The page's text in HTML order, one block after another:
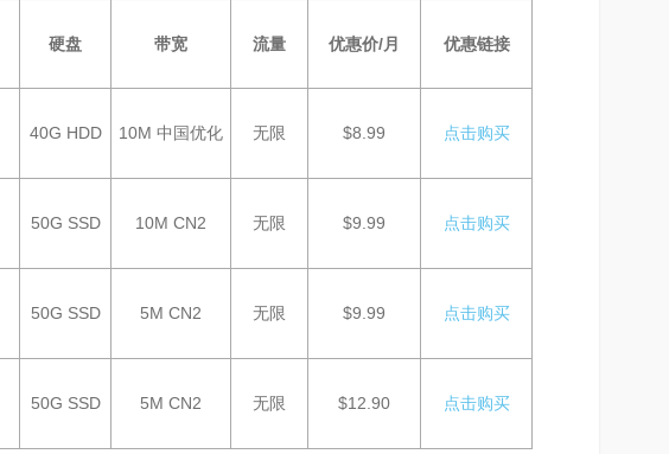
硬盘 带宽 流量 优惠价/月 优惠链接
40G HDD 10M 中国优化 无限 $8.99 点击购买
50G SSD 10M CN2 无限 $9.99 点击购买
50G SSD 5M CN2 无限 $9.99 点击购买
50G SSD 5M CN2 无限 $12.90 点击购买